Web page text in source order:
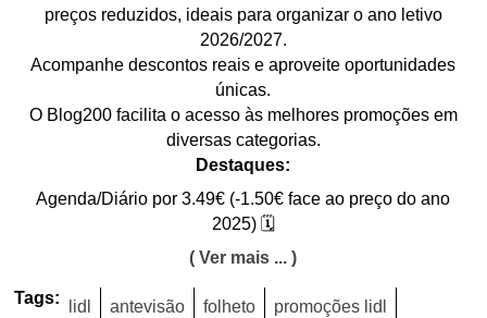
preços reduzidos, ideais para organizar o ano letivo
2026/2027.
Acompanhe descontos reais e aproveite oportunidades
únicas.
O Blog200 facilita o acesso às melhores promoções em
diversas categorias.
Destaques:
Agenda/Diário por 3.49€ (-1.50€ face ao preço do ano
2025) 🗓️
( Ver mais ... )
Tags: lidl antevisão folheto promoções lidl